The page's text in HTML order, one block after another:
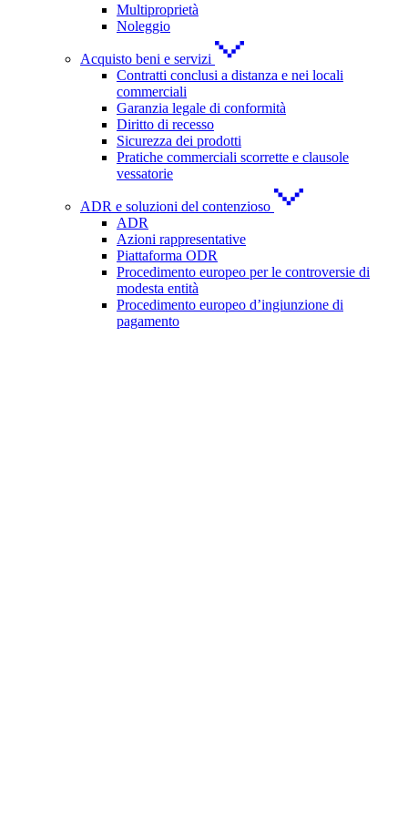
Multiproprietà
Noleggio
Acquisto beni e servizi
Contratti conclusi a distanza e nei locali
commerciali
Garanzia legale di conformità
Diritto di recesso
Sicurezza dei prodotti
Pratiche commerciali scorrette e clausole
vessatorie
ADR e soluzioni del contenzioso
ADR
Azioni rappresentative
Piattaforma ODR
Procedimento europeo per le controversie di
modesta entità
Procedimento europeo d’ingiunzione di
pagamento